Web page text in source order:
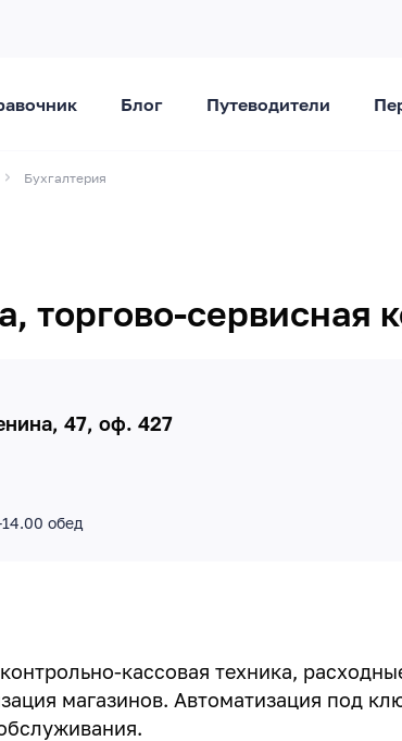
Блог Путеводители
Бухгалтерия
торгово-сервисная
47, оф. 427
обед
кассовая техника,
магазинов. Автоматизация под